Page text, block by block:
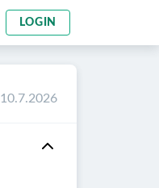
LOGIN
10.7.2026